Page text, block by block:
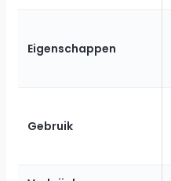
Eigenschappen
Gebruik